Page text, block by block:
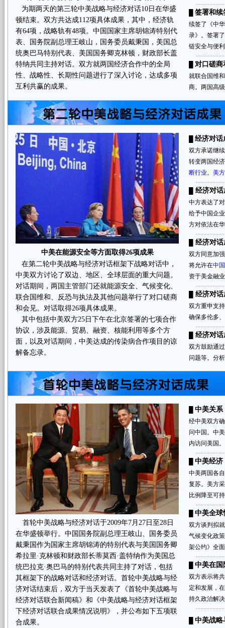
为期两天的第三轮中美战略与经济对话10日在华盛
顿结束。双方共达成112项具体成果，其中，经济轨
有64项，战略轨有48项。中国国家主席胡锦涛特别代
表、国务院副总理王岐山，国务委员戴秉国，美国总
统奥巴马特别代表、美国国务卿克林顿，财政部长盖
特纳共同主持对话。双方就两国经济合作中的全局
性、战略性、长期性问题进行了深入讨论，达成多项
互利共赢的成果。
签署和续
续签了《中
录》。签署
链安全与便
对口磋商
就联合国维
商。两国高
中美在能源安全等方面取得26项成果
在第二轮中美战略与经济对话框架下战略对话中，
中美双方讨论了双边、地区、全球层面的重大问题。
对话期间，两国主管部门还就能源安全、气候变化、
联合国维和、反恐与执法及其他问题举行了对口磋商
和会见。对话取得26项具体成果。
其中包括中美双方25日下午在北京签署的七项合作
协议，涉及能源、贸易、融资、核能利用等多个方
面，以及对话期间，中美达成的传染病合作项目的谅
解备忘录。
经济对话
双方承诺继
转变两国经
断行业。美
经济对
中方表达了
给予中国企
方对依法在
经济对
双方同意加
将允许在中
资于美金融
经济对
双方重申支
确保多伦多
经济对
双方鼓励通
问题等。分
首轮中美战略与经济对话于2009年7月27日至28日
在华盛顿举行。中国国务院副总理王岐山、国务委员
戴秉国作为国家主席胡锦涛的特别代表与美国国务卿
希拉里·克林顿和财政部长蒂莫西·盖特纳作为美国总
统巴拉克·奥巴马的特别代表共同主持了对话，包括
其框架下的战略对话和经济对话。首轮中美战略与经
济对话结束后，双方于当天发表了《首轮中美战略与
经济对话联合新闻稿》和《中美战略与经济对话框架
下经济对话联合成果情况说明》，并公布如下五项联
合成果。
中美关系
经中美双方
问中国。中
内访问美国
中美经济
中美两国各
复苏。美方
比例降至可
中美全球
双方谈判拟
气候变化政
架公约》全
中美在国
双方表示将
定和发展，
持久政治解
中美战略